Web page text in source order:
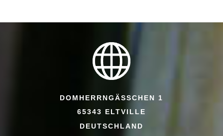
DOMHERRNGÄSSCHEN 1
65343 ELTVILLE
DEUTSCHLAND